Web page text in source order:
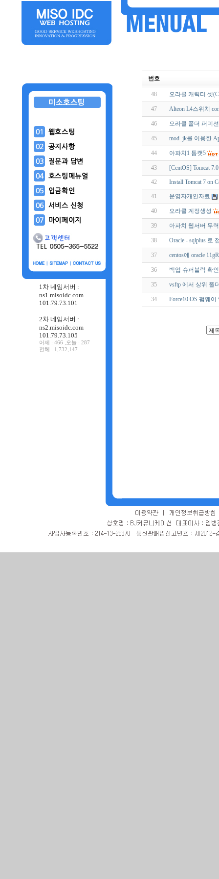
1차 네임서버 :
ns1.misoidc.com
101.79.73.101
2차 네임서버 :
ns2.misoidc.com
101.79.73.105
어제 : 466 ,오늘 : 287
전체 : 1,732,147
번호
48 오라클 캐릭터 셋
47 Alteon L4스위치
46 오라클 폴더 퍼미션
45 mod_jk를 이용한
44 아파치1 톰캣5
43 [CentOS] Tomcat
42 Install Tomcat 7 on
41 운영자개인자료
40 오라클 계정생성
39 아파치 웹서버 무
38 Oracle - sqlplus 로
37 centos에 oracle
36 백업 슈퍼블럭 확
35 vsftp 에서 상위 폴
34 Force10 OS 펌웨